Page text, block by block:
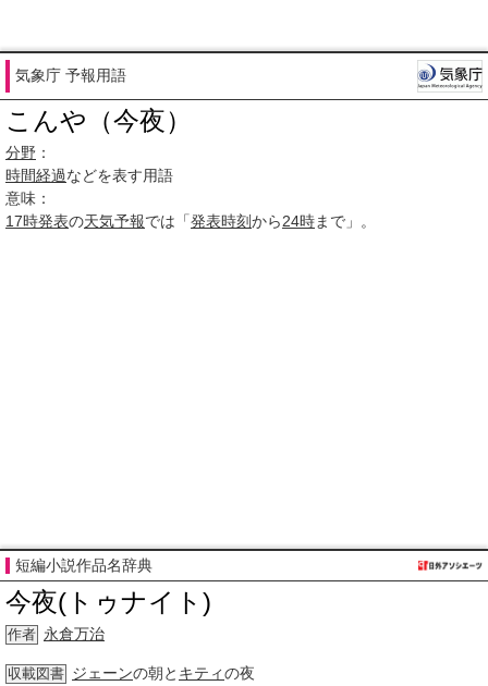
気象庁 予報用語
こんや（今夜）
分野 ：
時間経過などを表す用語
意味：
17時発表の天気予報では「発表時刻から24時まで」。
短編小説作品名辞典
今夜(トゥナイト)
作者 永倉万治
収載図書 ジェーンの朝と キティの夜